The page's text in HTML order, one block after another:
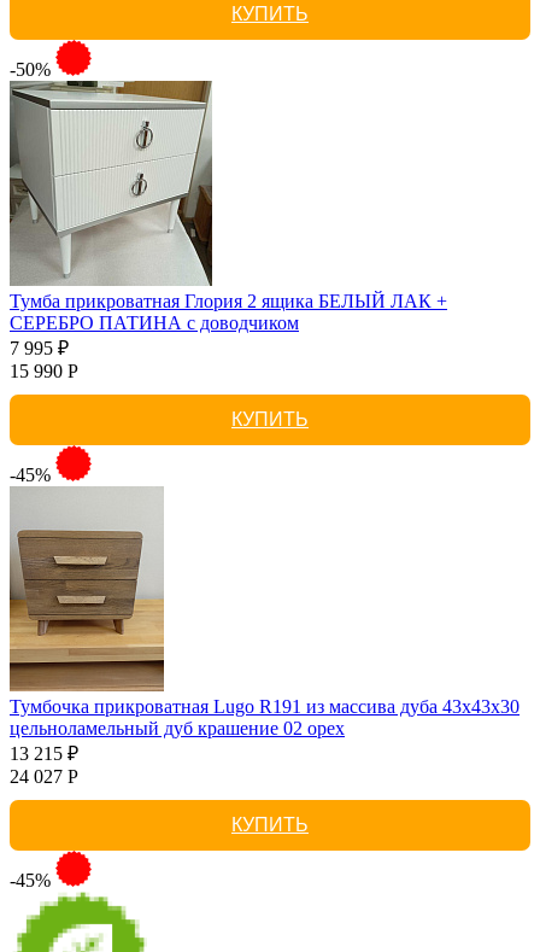
КУПИТЬ
-50%
Тумба прикроватная Глория 2 ящика БЕЛЫЙ ЛАК +
СЕРЕБРО ПАТИНА с доводчиком
7 995 ₽
15 990 Р
КУПИТЬ
-45%
Тумбочка прикроватная Lugo R191 из массива дуба 43х43х30
цельноламельный дуб крашение 02 орех
13 215 ₽
24 027 Р
КУПИТЬ
-45%